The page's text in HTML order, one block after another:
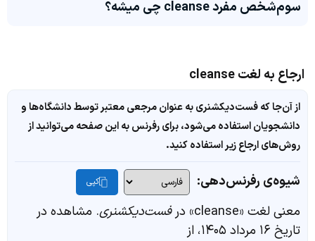
سوم‌شخص مفرد cleanse چی میشه؟
ارجاع به لغت cleanse
از آن‌جا که فست‌دیکشنری به عنوان مرجعی معتبر توسط دانشگاه‌ها و
دانشجویان استفاده می‌شود، برای رفرنس به این صفحه می‌توانید از
روش‌های ارجاع زیر استفاده کنید.
شیوه‌ی رفرنس‌دهی: کپی
معنی لغت «cleanse» در فست‌دیکشنری. مشاهده در
تاریخ ۱۶ مرداد ۱۴۰۵، از